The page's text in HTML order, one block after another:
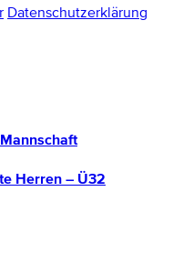
Datenschutzerklärung
Herren – Ü32